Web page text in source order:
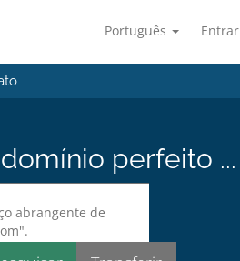
Português Entrar
perfeito ...